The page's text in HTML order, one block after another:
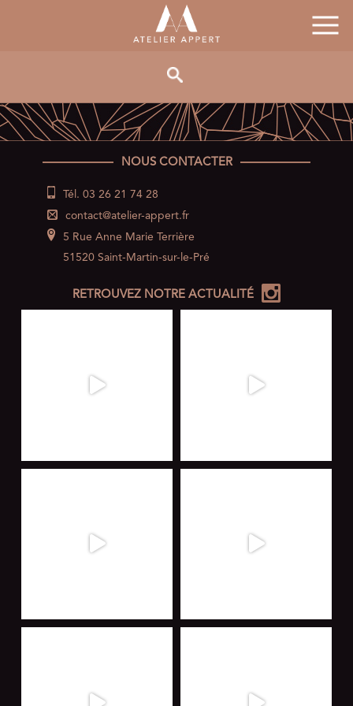
NOUS CONTACTER
5 Rue Anne Marie Terrière
51520 Saint-Martin-sur-le-Pré
Tél. 03 26 21 74 28
contact@atelier-appert.fr
RETROUVEZ NOTRE ACTUALITÉ